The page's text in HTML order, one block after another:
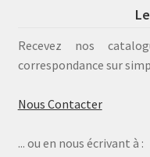
Recevez nos
correspondance sur
Nous Contacter
... ou en nous écrivant à :